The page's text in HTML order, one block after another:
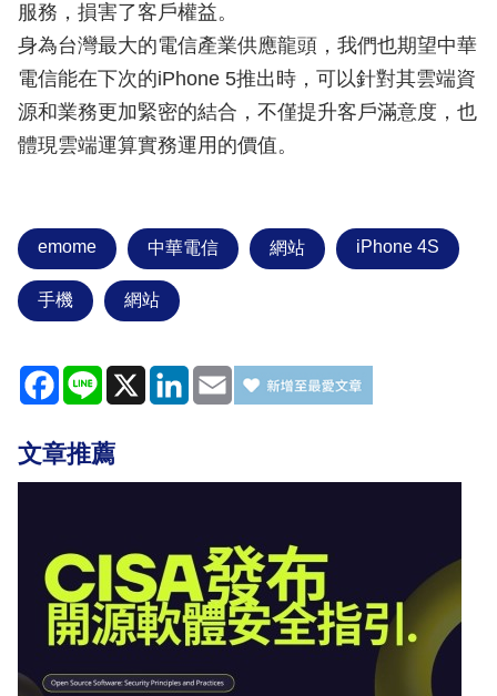
服務，損害了客戶權益。
身為台灣最大的電信產業供應龍頭，我們也期望中華
電信能在下次的iPhone 5推出時，可以針對其雲端資
源和業務更加緊密的結合，不僅提升客戶滿意度，也
體現雲端運算實務運用的價值。
emome 中華電信 網站 iPhone 4S
手機 網站
Facebook
Line X LinkedIn
Email
文章推薦